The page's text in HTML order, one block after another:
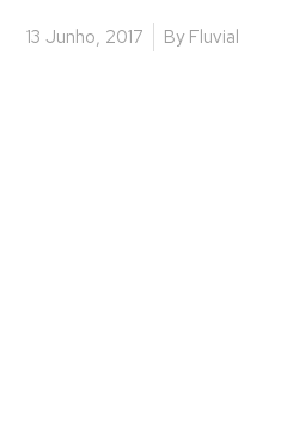
13 Junho, 2017 By Fluvial